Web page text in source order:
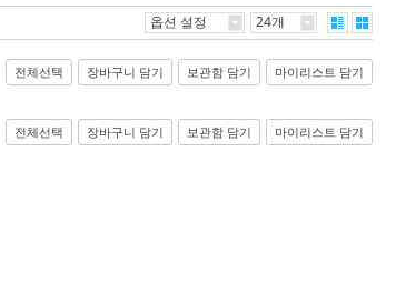
옵션 설정 24개
전체선택 장바구니 담기 보관함 담기 마이리스트 담기
전체선택 장바구니 담기 보관함 담기 마이리스트 담기